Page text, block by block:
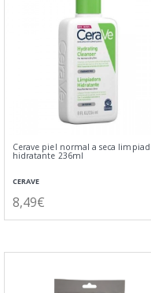
Cerave piel normal a seca
hidratante 236ml
CERAVE
8,49€